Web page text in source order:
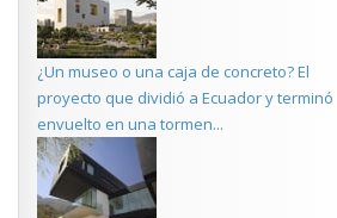
¿Un museo o una caja de concreto? El
proyecto que dividió a Ecuador y terminó
envuelto en una tormen...